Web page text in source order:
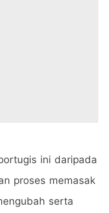
ini daripada
proses memasak
serta